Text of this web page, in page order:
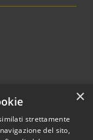
×
strettamente
del sito,